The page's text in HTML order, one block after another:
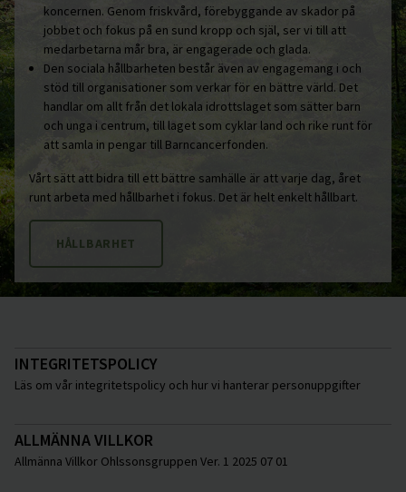
koncernen. Genom friskvård, förebyggande av skador på
jobbet och fokus på en sund kropp och själ, ser vi till att
medarbetarna mår bra, är engagerade och glada.
Den sociala hållbarheten består även av engagemang i och
stöd till organisationer som verkar för en bättre värld. Det
handlar om allt från det lokala idrottslaget som sätter barn
och unga i centrum, till laget som cyklar land och rike runt för
att samla in pengar till Barncancerfonden.
Vårt sätt att bidra till ett bättre samhälle är att varje dag, året
runt arbeta med hållbarhet i fokus. Det är helt enkelt hållbart.
HÅLLBARHET
INTEGRITETSPOLICY
Läs om vår integritetspolicy och hur vi hanterar personuppgifter
ALLMÄNNA VILLKOR
Allmänna Villkor Ohlssonsgruppen Ver. 1 2025 07 01